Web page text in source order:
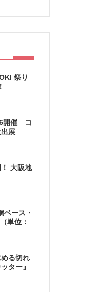
祭り
開催 コ
展
大阪地
ース・
位：
める切れ
ター』